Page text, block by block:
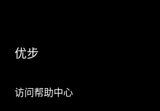
优步
访问帮助中心